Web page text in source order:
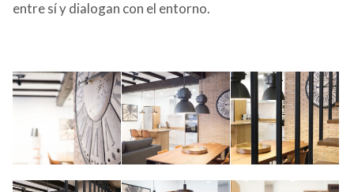
entre sí y dialogan con el entorno.